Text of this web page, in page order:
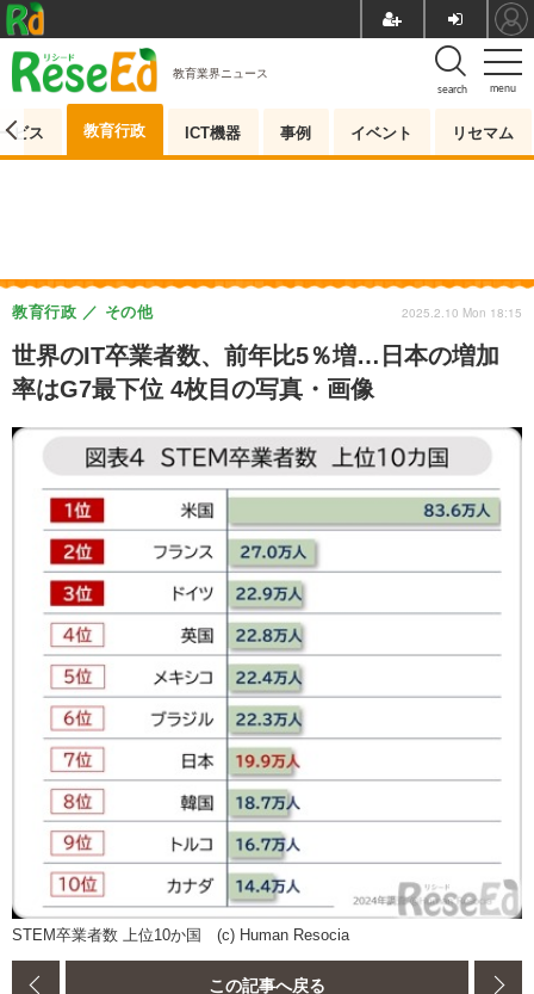
menu
search
教育業界ニュース
ビス 教育行政 ICT機器 事例 イベント リセマム
世界のIT卒業者数、前年比5％増…日本の増加
率はG7最下位 4枚目の写真・画像
教育行政 その他 2025.2.10 Mon 18:15
STEM卒業者数 上位10か国 (c) Human Resocia
この記事へ戻る